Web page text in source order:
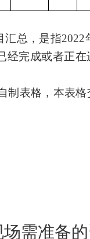
汇总，是指2022
经完成或者正
制表格，本表
需准备